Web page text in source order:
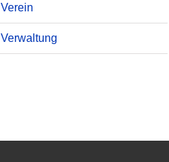
Verein
Verwaltung